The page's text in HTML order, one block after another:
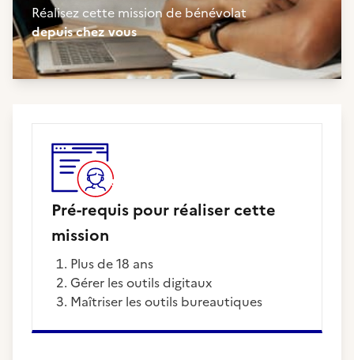
Réalisez cette mission de bénévolat
depuis chez vous
Pré-requis pour réaliser cette
mission
Plus de 18 ans
Gérer les outils digitaux
Maîtriser les outils bureautiques